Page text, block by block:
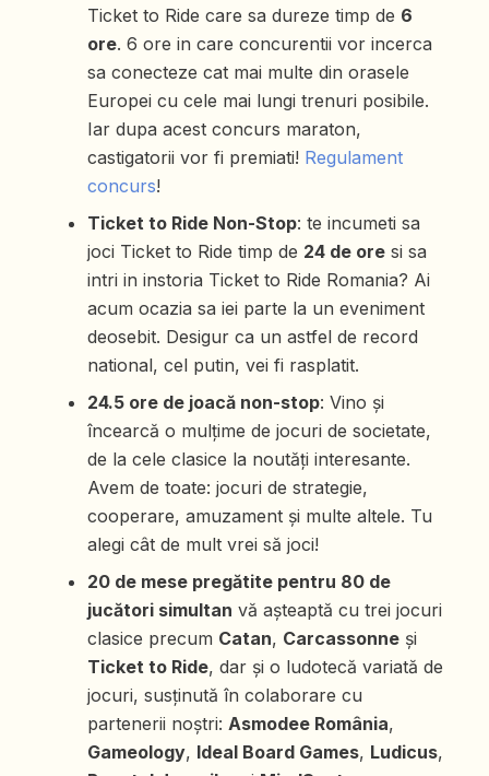
Ticket to Ride care sa dureze timp de 6
ore. 6 ore in care concurentii vor incerca
sa conecteze cat mai multe din orasele
Europei cu cele mai lungi trenuri posibile.
Iar dupa acest concurs maraton,
castigatorii vor fi premiati! Regulament
concurs!
Ticket to Ride Non-Stop: te incumeti sa
joci Ticket to Ride timp de 24 de ore si sa
intri in instoria Ticket to Ride Romania? Ai
acum ocazia sa iei parte la un eveniment
deosebit. Desigur ca un astfel de record
national, cel putin, vei fi rasplatit.
24.5 ore de joacă non-stop: Vino și
încearcă o mulțime de jocuri de societate,
de la cele clasice la noutăți interesante.
Avem de toate: jocuri de strategie,
cooperare, amuzament și multe altele. Tu
alegi cât de mult vrei să joci!
20 de mese pregătite pentru 80 de
jucători simultan vă așteaptă cu trei jocuri
clasice precum Catan, Carcassonne și
Ticket to Ride, dar și o ludotecă variată de
jocuri, susținută în colaborare cu
partenerii noștri: Asmodee România,
Gameology, Ideal Board Games, Ludicus,